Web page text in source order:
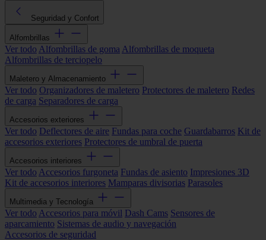
Seguridad y Confort
Alfombrillas
Ver todo Alfombrillas de goma Alfombrillas de moqueta
Alfombrillas de terciopelo
Maletero y Almacenamiento
Ver todo Organizadores de maletero Protectores de maletero Redes
de carga Separadores de carga
Accesorios exteriores
Ver todo Deflectores de aire Fundas para coche Guardabarros Kit de
accesorios exteriores Protectores de umbral de puerta
Accesorios interiores
Ver todo Accesorios furgoneta Fundas de asiento Impresiones 3D
Kit de accesorios interiores Mamparas divisorias Parasoles
Multimedia y Tecnología
Ver todo Accesorios para móvil Dash Cams Sensores de
aparcamiento Sistemas de audio y navegación
Accesorios de seguridad